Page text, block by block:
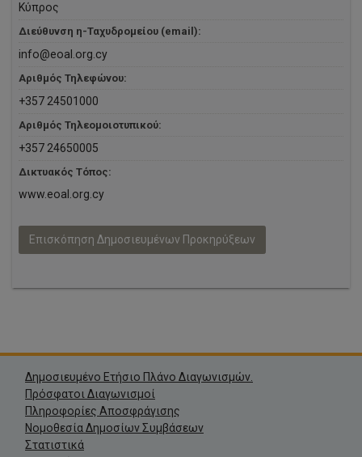
Κύπρος
Διεύθυνση η-Ταχυδρομείου (email):
info@eoal.org.cy
Αριθμός Τηλεφώνου:
+357 24501000
Αριθμός Τηλεομοιοτυπικού:
+357 24650005
Δικτυακός Τόπος:
www.eoal.org.cy
Επισκόπηση Δημοσιευμένων Προκηρύξεων
Δημοσιευμένο Ετήσιο Πλάνο Διαγωνισμών.
Πρόσφατοι Διαγωνισμοί
Πληροφορίες Αποσφράγισης
Νομοθεσία Δημοσίων Συμβάσεων
Στατιστικά